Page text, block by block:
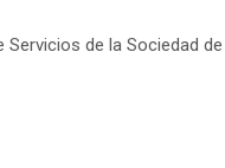
de la Sociedad